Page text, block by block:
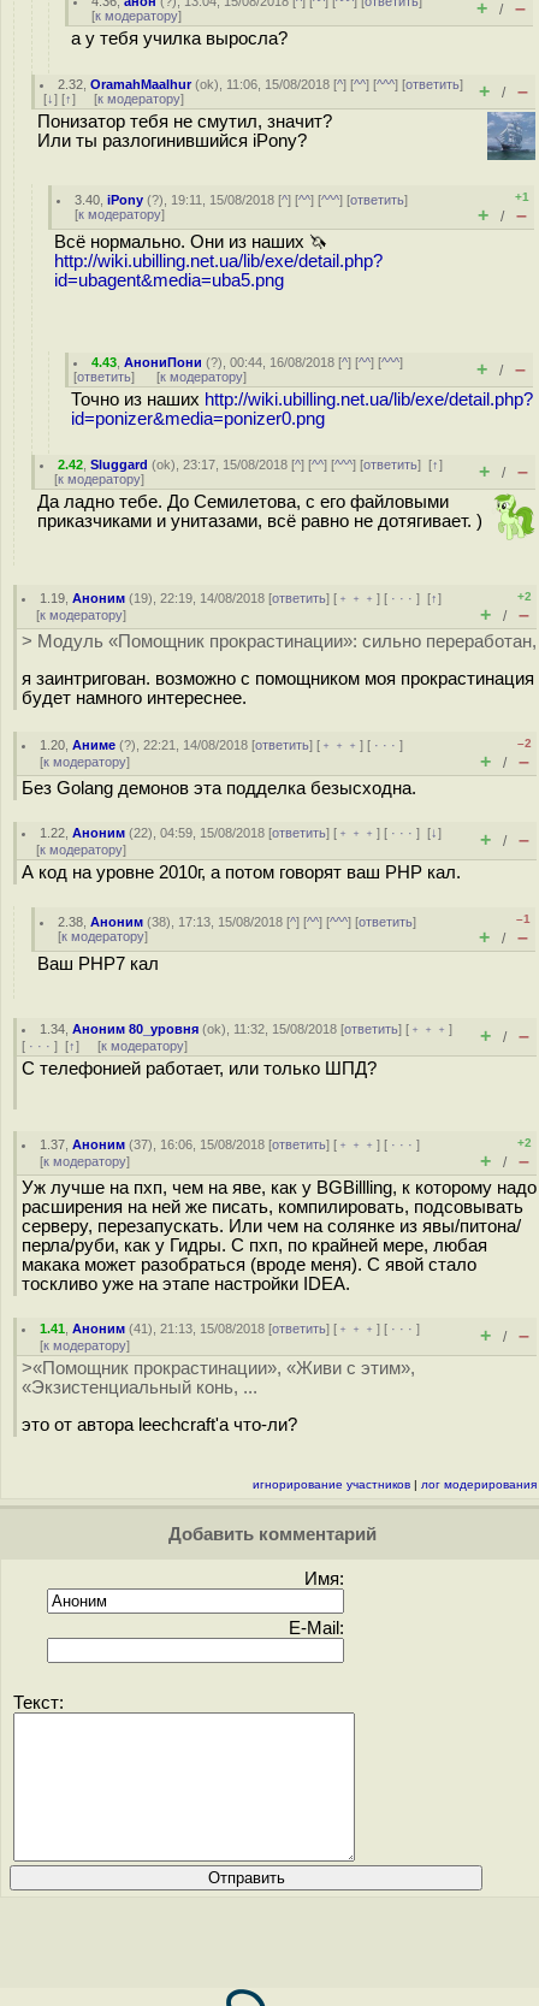
[к модератору] + / –
а у тебя училка выросла?
2.32 ,OramahMaalhur(ok), 11:06, 15/08/2018 [^] [^^] [^^^] [ответить]
[↓] [↑] [к модератору] + / –
Понизатор тебя не смутил, значит?
Или ты разлогинившийся iPony?
3.40 ,iPony (?), 19:11, 15/08/2018 [^] [^^] [^^^] [ответить]
[к модератору]
+1
+ / –
Всё нормально. Они из наших 🦄
http://wiki.ubilling.net.ua/lib/exe/detail.php?
id=ubagent&media=uba5.png
4.43 ,АнониПони (?), 00:44, 16/08/2018 [^] [^^] [^^^]
[ответить] [к модератору] + / –
Точно из наших http://wiki.ubilling.net.ua/lib/exe/detail.php?
id=ponizer&media=ponizer0.png
2.42 ,Sluggard (ok), 23:17, 15/08/2018 [^] [^^] [^^^] [ответить][↑]
[к модератору] + / –
Да ладно тебе. До Семилетова, с его файловыми
приказчиками и унитазами, всё равно не дотягивает. )
1.19 ,Аноним (19), 22:19, 14/08/2018 [ответить] [ ﹢﹢﹢] [ · · ·][↑]
[к модератору]
+2
+ / –
> Модуль «Помощник прокрастинации»: сильно переработан,
я заинтригован. возможно с помощником моя прокрастинация
будет намного интереснее.
1.20 ,Аниме (?), 22:21, 14/08/2018 [ответить] [ ﹢﹢﹢] [ · · ·]
[к модератору]
–2
+ / –
Без Golang демонов эта подделка безысходна.
1.22 ,Аноним (22), 04:59, 15/08/2018 [ответить] [ ﹢﹢﹢] [ · · ·][↓]
[к модератору] + / –
А код на уровне 2010г, а потом говорят ваш PHP кал.
2.38 ,Аноним (38), 17:13, 15/08/2018 [^] [^^] [^^^] [ответить]
[к модератору]
–1
+ / –
Ваш PHP7 кал
1.34 ,Аноним 80_уровня (ok), 11:32, 15/08/2018 [ответить] [ ﹢﹢﹢]
[ · · · ] [↑] [к модератору] + / –
С телефонией работает, или только ШПД?
1.37 ,Аноним (37), 16:06, 15/08/2018 [ответить] [ ﹢﹢﹢] [ · · ·]
[к модератору]
+2
+ / –
Уж лучше на пхп, чем на яве, как у BGBillling, к которому надо
расширения на ней же писать, компилировать, подсовывать
серверу, перезапускать. Или чем на солянке из явы/питона/
перла/руби, как у Гидры. С пхп, по крайней мере, любая
макака может разобраться (вроде меня). С явой стало
тоскливо уже на этапе настройки IDEA.
1.41 ,Аноним (41), 21:13, 15/08/2018 [ответить] [ ﹢﹢﹢] [ · · ·]
[к модератору] + / –
>«Помощник прокрастинации», «Живи с этим»,
«Экзистенциальный конь, ...
это от автора leechcraft'а что-ли?
игнорирование участников | лог модерирования
Добавить комментарий
Имя:
E-Mail:
Текст: